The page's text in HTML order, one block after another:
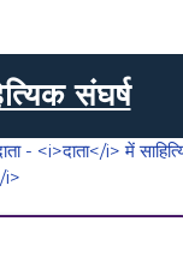
संघर्ष